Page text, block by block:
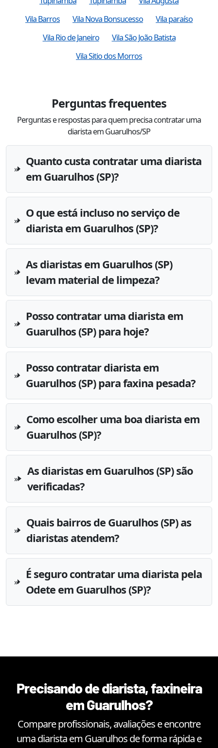
Vila Barros
Vila Nova Bonsucesso
Vila paraíso
Vila Rio de Janeiro
Vila São João Batista
Vila Sitio dos Morros
Perguntas frequentes
Perguntas e respostas para quem precisa contratar uma
diarista em Guarulhos/SP
Quanto custa contratar uma diarista
em Guarulhos (SP)?
O que está incluso no serviço de
diarista em Guarulhos (SP)?
As diaristas em Guarulhos (SP)
levam material de limpeza?
Posso contratar uma diarista em
Guarulhos (SP) para hoje?
Posso contratar diarista em
Guarulhos (SP) para faxina pesada?
Como escolher uma boa diarista em
Guarulhos (SP)?
As diaristas em Guarulhos (SP) são
verificadas?
Quais bairros de Guarulhos (SP) as
diaristas atendem?
É seguro contratar uma diarista pela
Odete em Guarulhos (SP)?
Precisando de diarista, faxineira
emGuarulhos?
Compare profissionais, avaliações e encontre
uma diarista em Guarulhosde forma rápida e